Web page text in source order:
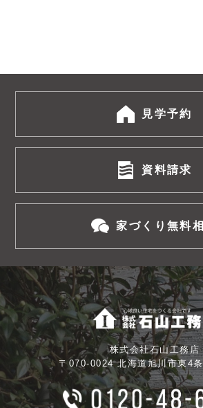
見学予約
資料請求
家づくり無料
株式会社石山工務店
〒070-0024 北海道旭川市東4